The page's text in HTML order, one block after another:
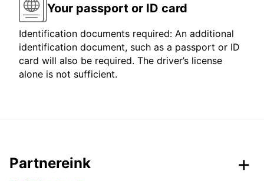
Your passport or ID card
Identification documents required: An additional
identification document, such as a passport or ID
card will also be required. The driver’s license
alone is not sufficient.
Partnereink